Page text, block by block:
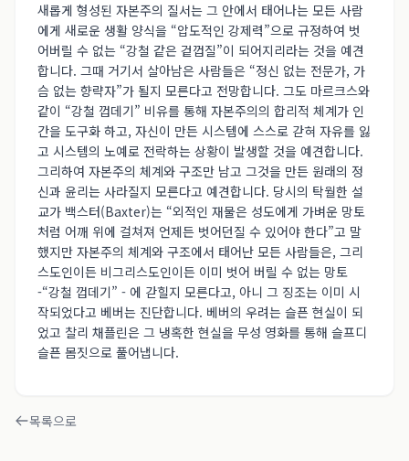
새롭게 형성된 자본주의 질서는 그 안에서 태어나는 모든 사람
에게 새로운 생활 양식을 “압도적인 강제력”으로 규정하여 벗
어버릴 수 없는 “강철 같은 겉껍질”이 되어지리라는 것을 예견
합니다. 그때 거기서 살아남은 사람들은 “정신 없는 전문가, 가
슴 없는 향략자”가 될지 모른다고 전망합니다. 그도 마르크스와
같이 “강철 껍데기” 비유를 통해 자본주의의 합리적 체계가 인
간을 도구화 하고, 자신이 만든 시스템에 스스로 갇혀 자유를 잃
고 시스템의 노예로 전락하는 상황이 발생할 것을 예견합니다.
그리하여 자본주의 체계와 구조만 남고 그것을 만든 원래의 정
신과 윤리는 사라질지 모른다고 예견합니다. 당시의 탁월한 설
교가 백스터(Baxter)는 “외적인 재물은 성도에게 가벼운 망토
처럼 어깨 위에 걸쳐져 언제든 벗어던질 수 있어야 한다”고 말
했지만 자본주의 체계와 구조에서 태어난 모든 사람들은, 그리
스도인이든 비그리스도인이든 이미 벗어 버릴 수 없는 망토
-“강철 껍데기” - 에 갇힐지 모른다고, 아니 그 징조는 이미 시
작되었다고 베버는 진단합니다. 베버의 우려는 슬픈 현실이 되
었고 찰리 채플린은 그 냉혹한 현실을 무성 영화를 통해 슬프디
슬픈 몸짓으로 풀어냅니다.
목록으로